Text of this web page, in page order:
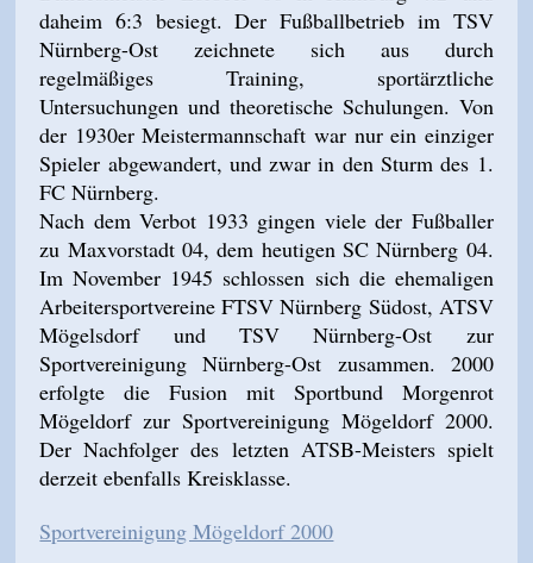
daheim 6:3 besiegt. Der Fußballbetrieb im TSV
Nürnberg-Ost zeichnete sich aus durch
regelmäßiges Training, sportärztliche
Untersuchungen und theoretische Schulungen. Von
der 1930er Meistermannschaft war nur ein einziger
Spieler abgewandert, und zwar in den Sturm des 1.
FC Nürnberg.
Nach dem Verbot 1933 gingen viele der Fußballer
zu Maxvorstadt 04, dem heutigen SC Nürnberg 04.
Im November 1945 schlossen sich die ehemaligen
Arbeitersportvereine FTSV Nürnberg Südost, ATSV
Mögelsdorf und TSV Nürnberg-Ost zur
Sportvereinigung Nürnberg-Ost zusammen. 2000
erfolgte die Fusion mit Sportbund Morgenrot
Mögeldorf zur Sportvereinigung Mögeldorf 2000.
Der Nachfolger des letzten ATSB-Meisters spielt
derzeit ebenfalls Kreisklasse.
Sportvereinigung Mögeldorf 2000